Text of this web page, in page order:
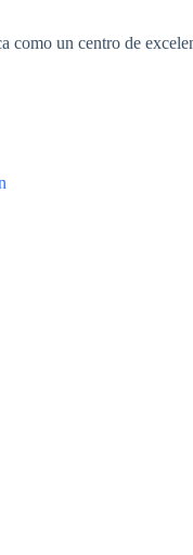
un centro de